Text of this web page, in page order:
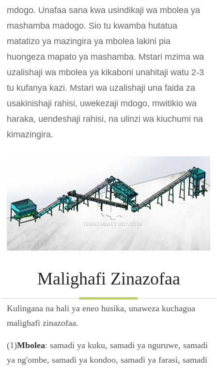
mdogo. Unafaa sana kwa usindikaji wa mbolea ya
mashamba madogo. Sio tu kwamba hutatua
matatizo ya mazingira ya mbolea lakini pia
huongeza mapato ya mashamba. Mstari mzima wa
uzalishaji wa mbolea ya kikaboni unahitaji watu 2-3
tu kufanya kazi. Mstari wa uzalishaji una faida za
usakinishaji rahisi, uwekezaji mdogo, mwitikio wa
haraka, uendeshaji rahisi, na ulinzi wa kiuchumi na
kimazingira.
Malighafi Zinazofaa
Kulingana na hali ya eneo husika, unaweza kuchagua
malighafi zinazofaa.
(1)Mbolea: samadi ya kuku, samadi ya nguruwe, samadi
ya ng'ombe, samadi ya kondoo, samadi ya farasi, samadi